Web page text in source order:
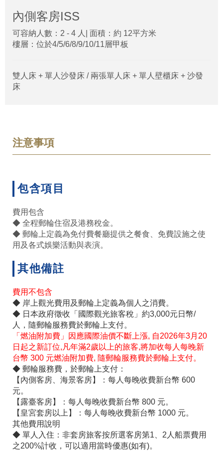
內側客房ISS
可容納人數：2 - 4 人| 面積：約 12平方米
樓層：位於4/5/6/8/9/10/11層甲板
雙人床 + 單人沙發床 / 兩張單人床 + 單人壁櫃床 + 沙發
床
注意事項
包含項目
費用包含
◆ 全程郵輪住宿及港務稅金。
◆ 郵輪上定義為免付費餐廳提供之餐食、免費設施之使
用及各式娛樂活動與表演。
其他備註
費用不包含
◆ 岸上觀光費用及郵輪上定義為個人之消費。
◆ 日本政府徵收「國際觀光旅客稅」約3,000元日幣/
人，隨郵輪服務費於郵輪上支付。
「燃油附加費」因應國際油價不斷上漲, 自2026年3月20
日起之新訂位,凡年滿2歲以上的旅客,將加收每人每晚新
台幣 300 元燃油附加費, 隨郵輪服務費於郵輪上支付。
◆ 郵輪服務費，於郵輪上支付：
【內側客房、海景客房】：每人每晚收費新台幣 600
元。
【露臺客房】：每人每晚收費新台幣 800 元。
【皇宮套房以上】：每人每晚收費新台幣 1000 元。
其他費用說明
◆ 單人入住：非套房旅客按所選客房第1、2人船票費用
之200%計收，可以適用當時優惠(如有)。